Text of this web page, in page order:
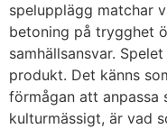
spelupplägg matchar
betoning på trygghet
samhällsansvar.
produkt. Det känns
förmågan att anpassa
kulturmässigt, är vad